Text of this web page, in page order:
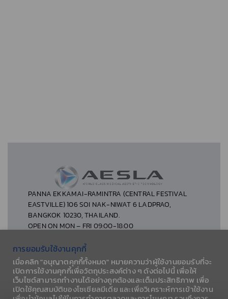
PANNA EKKAMAI-RAMINTRA (CENTRAL FESTIVAL
EASTVILLE) 106 SOI NAK-NIWAT 6 LADPRAO,
BANGKOK 10230, THAILAND.
OPEN ON MON – FRI 09:00-18:00
การยอมรับใช้งานคุกกี้
เมื่อคลิก "อนุญาตคุกกี้ทั้งหมด" หมายความว่าผู้ใช้งานยอมรับที่จะ
เปิดการใช้งานคุกกี้เพื่อวัตถุประสงค์ต่าง ๆ ดังต่อไปนี้ เพื่อให้
เว็บไซต์สามารถทำงานได้อย่างถูกต้องและเต็มประสิทธิภาพ เพื่อ
เปิดใช้คุณสมบัติของโซเชียลมีเดีย และเพื่อวิเคราะห์การเข้าใช้งาน